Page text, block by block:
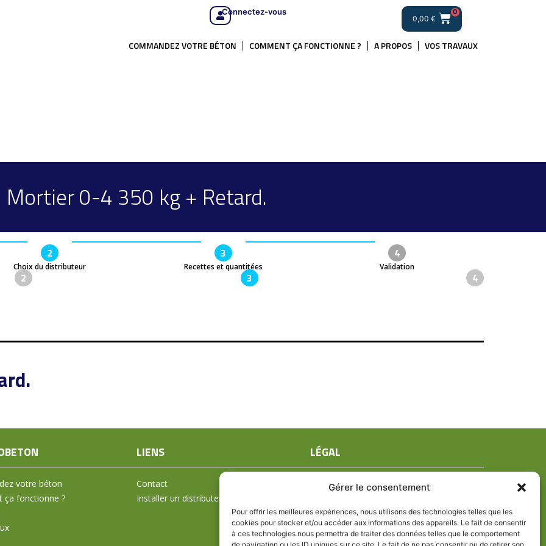
Gérer le consentement
Pour offrir les meilleures expériences, nous utilisons des technologies telles que les
cookies pour stocker et/ou accéder aux informations des appareils. Le fait de consentir
à ces technologies nous permettra de traiter des données telles que le comportement
Connectez-vous
0,00 €
0
COMMANDEZ VOTRE BÉTON COMMENT ÇA FONCTIONNE ? A PROPOS VOS TRAVAUX
Mortier 0-4 350 kg + Retard.
2
Choix du distributeur
3
Recettes et quantitées
4
Validation
2 3 4
votre béton
ça fonctionne ?
LIENS
Contact
Installer un distributeur
LÉGAL
Mentions légales
Politique de confidentialité
Politique de cookies (UE)